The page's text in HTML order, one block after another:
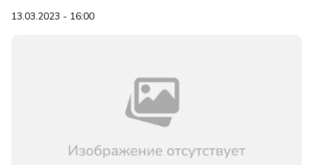
13.03.2023 - 16:00